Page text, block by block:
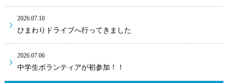
2026.07.10
ひまわりドライブへ行ってきました
2026.07.06
中学生ボランティアが初参加！！